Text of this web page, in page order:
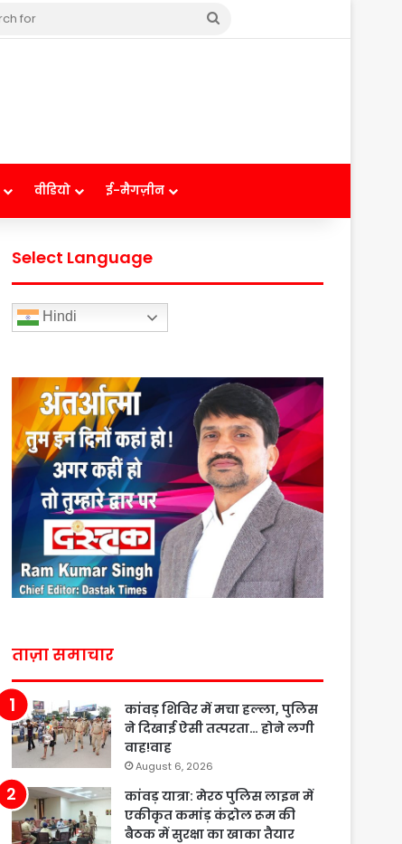
वीडियो ई-मैगज़ीन
Select Language
Hindi
ताज़ा समाचार
कांवड़ शिविर में मचा हल्ला, पुलिस
ने दिखाई ऐसी तत्परता… होने लगी
वाह!वाह
August 6, 2026
कांवड़ यात्रा: मेरठ पुलिस लाइन में
एकीकृत कमांड़ कंट्रोल रूम की
बैठक में सुरक्षा का खाका तैयार